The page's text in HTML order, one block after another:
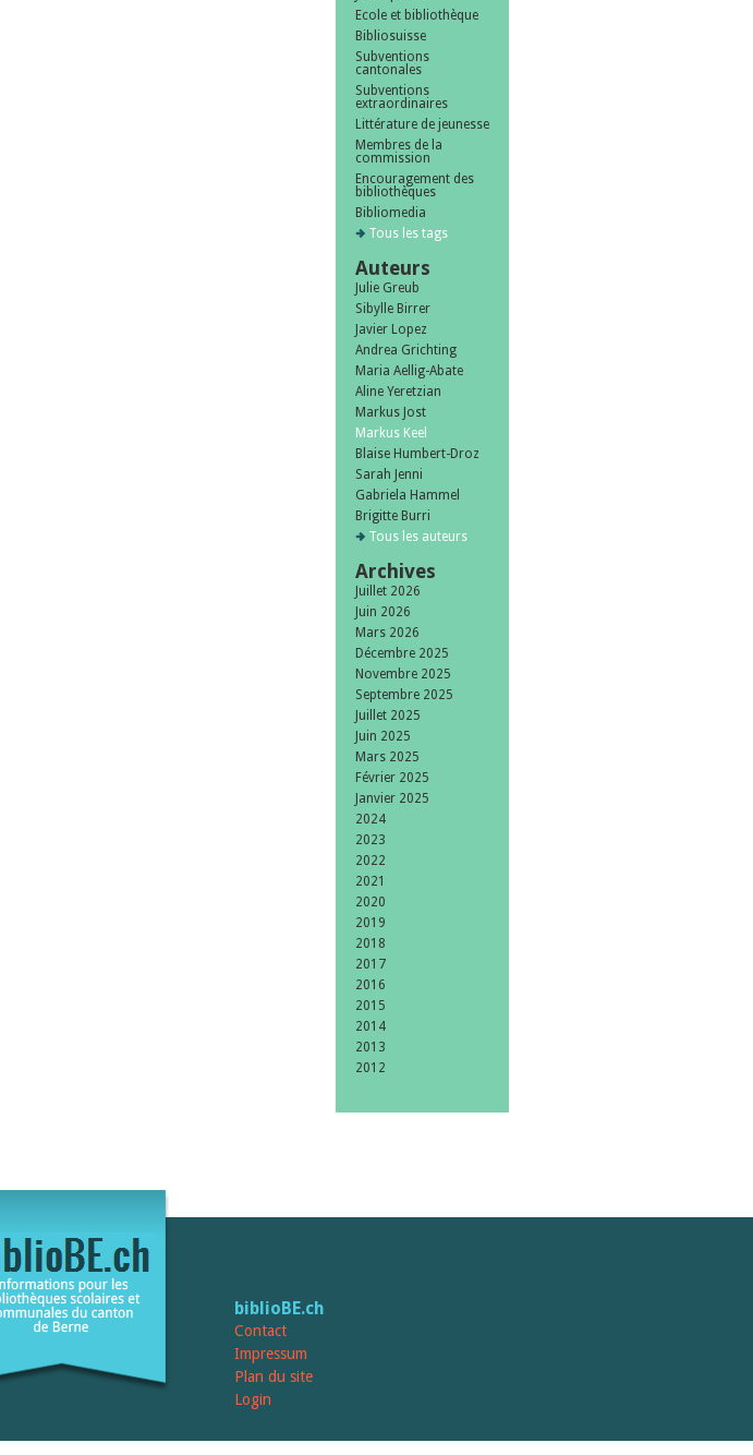
Ecole et bibliothèque
Bibliosuisse
Subventions
cantonales
Subventions
extraordinaires
Littérature de jeunesse
Membres de la
commission
Encouragement des
bibliothèques
Bibliomedia
Tous les tags
Auteurs
Julie Greub
Sibylle Birrer
Javier Lopez
Andrea Grichting
Maria Aellig-Abate
Aline Yeretzian
Markus Jost
Markus Keel
Blaise Humbert-Droz
Sarah Jenni
Gabriela Hammel
Brigitte Burri
Tous les auteurs
Archives
Juillet 2026
Juin 2026
Mars 2026
Décembre 2025
Novembre 2025
Septembre 2025
Juillet 2025
Juin 2025
Mars 2025
Février 2025
Janvier 2025
2024
2023
2022
2021
2020
2019
2018
2017
2016
2015
2014
2013
2012
biblioBE.ch
Contact
Impressum
Plan du site
Login